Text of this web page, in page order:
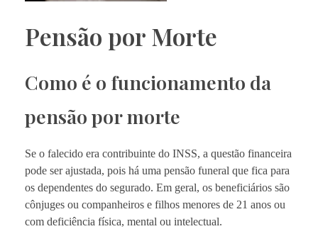
Pensão por Morte
Como é o funcionamento da
pensão por morte
Se o falecido era contribuinte do INSS, a questão financeira
pode ser ajustada, pois há uma pensão funeral que fica para
os dependentes do segurado. Em geral, os beneficiários são
cônjuges ou companheiros e filhos menores de 21 anos ou
com deficiência física, mental ou intelectual.